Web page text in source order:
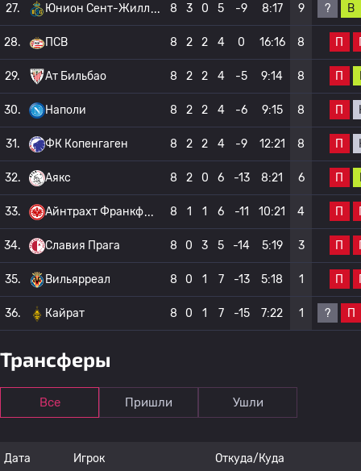
27. Юнион Сент-Жилл 8 3 0 5 -9 8:17 9 ? В
28. ПСВ 8 2 2 4 0 16:16 8 П
29. Ат Бильбао 8 2 2 4 -5 9:14 8 П
30. Наполи 8 2 2 4 -6 9:15 8 П
31. ФК Копенгаген 8 2 2 4 -9 12:21 8 П
32. Аякс 8 2 0 6 -13 8:21 6 П
33. Айнтрахт Франкф 8 1 1 6 -11 10:21 4 П
34. Славия Прага 8 0 3 5 -14 5:19 3 П
35. Вильярреал 8 0 1 7 -13 5:18 1 П
36. Кайрат 8 0 1 7 -15 7:22 1 ? П
Трансферы
Все Пришли Ушли
Дата Игрок Откуда/Куда